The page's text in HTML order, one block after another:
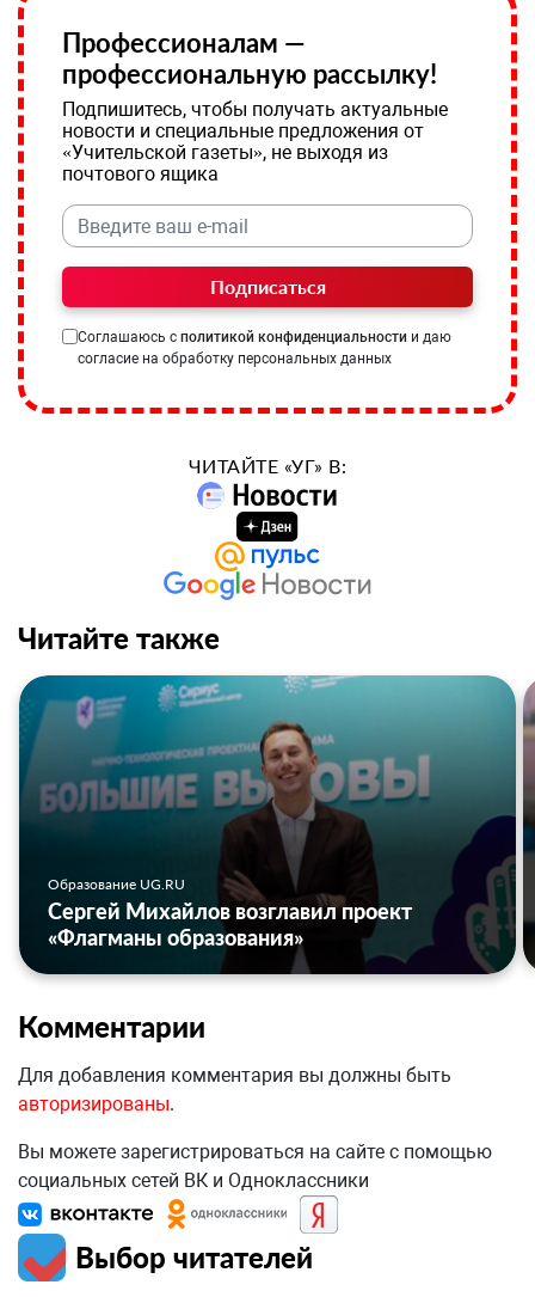
Профессионалам —
профессиональную рассылку!
Подпишитесь, чтобы получать актуальные
новости и специальные предложения от
«Учительской газеты», не выходя из
почтового ящика
Подписаться
Соглашаюсь с политикой конфиденциальности и даю
согласие на обработку персональных данных
ЧИТАЙТЕ «УГ» В:
Читайте также
Образование UG.RU
Сергей Михайлов возглавил проект
«Флагманы образования»
Комментарии
Для добавления комментария вы должны быть
авторизированы.
Вы можете зарегистрироваться на сайте с помощью
социальных сетей ВК и Одноклассники
Выбор читателей